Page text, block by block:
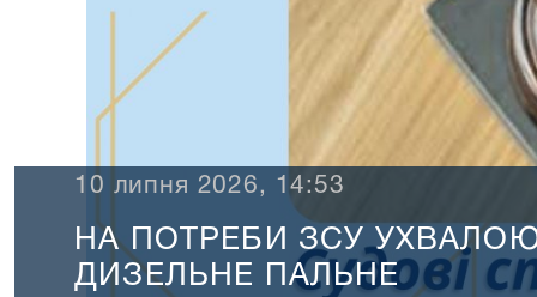
10 липня 2026, 14:53
НА ПОТРЕБИ ЗСУ
ДИЗЕЛЬНЕ ПАЛЬНЕ